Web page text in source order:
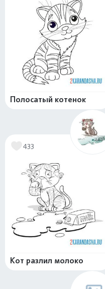
Полосатый котенок
433
Кот разлил молоко